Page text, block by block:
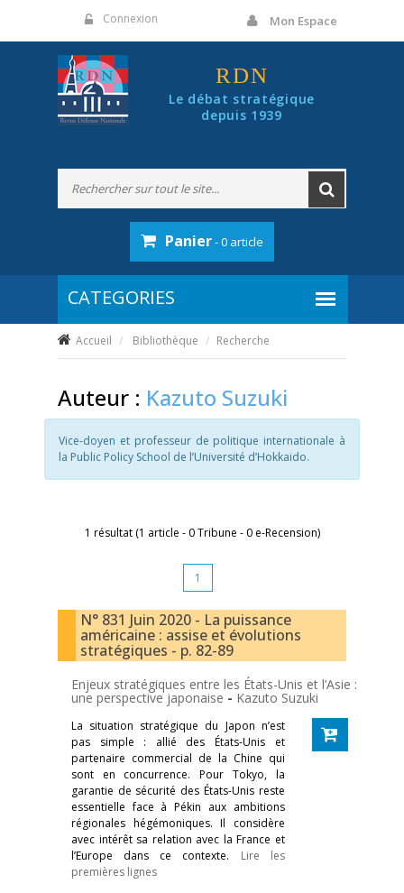
Connexion Mon Espace
RDN
Le débat stratégique
depuis 1939
Panier- 0 article
Accueil Bibliothèque Recherche
Auteur : Kazuto Suzuki
Vice-doyen et professeur de politique internationale à
la Public Policy School de l’Université d’Hokkaido.
1 résultat (1 article - 0 Tribune - 0 e-Recension)
1
N° 831 Juin 2020 - La puissance
américaine : assise et évolutions
stratégiques - p. 82-89
Enjeux stratégiques entre les États-Unis et l’Asie :
une perspective japonaise - Kazuto Suzuki
La situation stratégique du Japon n’est
pas simple : allié des États-Unis et
partenaire commercial de la Chine qui
sont en concurrence. Pour Tokyo, la
garantie de sécurité des États-Unis reste
essentielle face à Pékin aux ambitions
régionales hégémoniques. Il considère
avec intérêt sa relation avec la France et
l’Europe dans ce contexte. Lire les
premières lignes